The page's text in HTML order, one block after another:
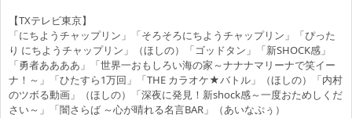
【TXテレビ東京】
「にちようチャップリン」「そろそろにちようチャップリン」「ぴった
り にちようチャップリン」（ほしの）「ゴッドタン」「新SHOCK感」
「勇者ああああ」「世界一おもしろい海の家～ナナナマリーナで笑イー
ナ！～」「ひたすら1万回」「THE カラオケ★バトル」（ほしの）「内村
のツボる動画」（ほしの）「深夜に発見！新shock感～一度おためしくだ
さい～」「闇さらば ～心が晴れる名言BAR」（あいなぷぅ）